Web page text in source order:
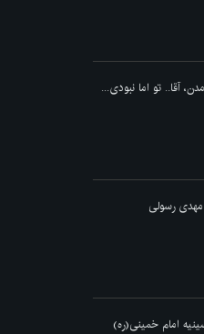
آقا.. تو اما نبودی...
رسولی
امام خمینی(ره)